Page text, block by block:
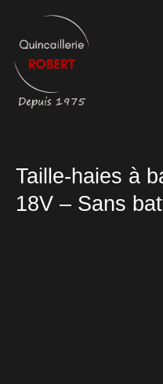
contenu
Taille-haies à
18V – Sans